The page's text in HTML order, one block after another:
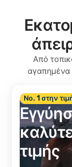
Από
αγαπημένα
Νο. 1 στην
τιμής